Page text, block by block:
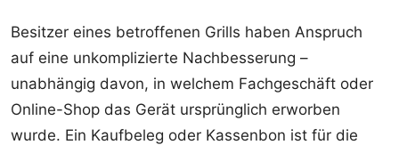
Besitzer eines betroffenen Grills haben Anspruch
auf eine unkomplizierte Nachbesserung –
unabhängig davon, in welchem Fachgeschäft oder
Online-Shop das Gerät ursprünglich erworben
wurde. Ein Kaufbeleg oder Kassenbon ist für die